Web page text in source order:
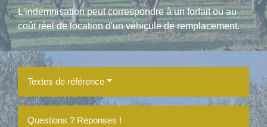
L'indemnisation peut correspondre à un forfait ou au
coût réel de location d'un véhicule de remplacement.
Textes de référence
Questions ? Réponses !